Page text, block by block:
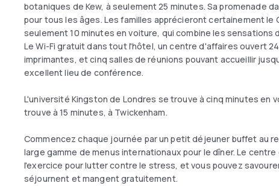
botaniques de Kew, à seulement 25 minutes. Sa promenade
pour tous les âges. Les familles apprécieront certainement
seulement 10 minutes en voiture, qui combine les sensations
Le Wi-Fi gratuit dans tout l'hôtel, un centre d'affaires ouvert
imprimantes, et cinq salles de réunions pouvant accueillir
excellent lieu de conférence.
L'université Kingston de Londres se trouve à cinq minutes en
trouve à 15 minutes, à Twickenham.
Commencez chaque journée par un petit déjeuner buffet au
large gamme de menus internationaux pour le dîner. Le
l'exercice pour lutter contre le stress, et vous pouvez
séjournent et mangent gratuitement.